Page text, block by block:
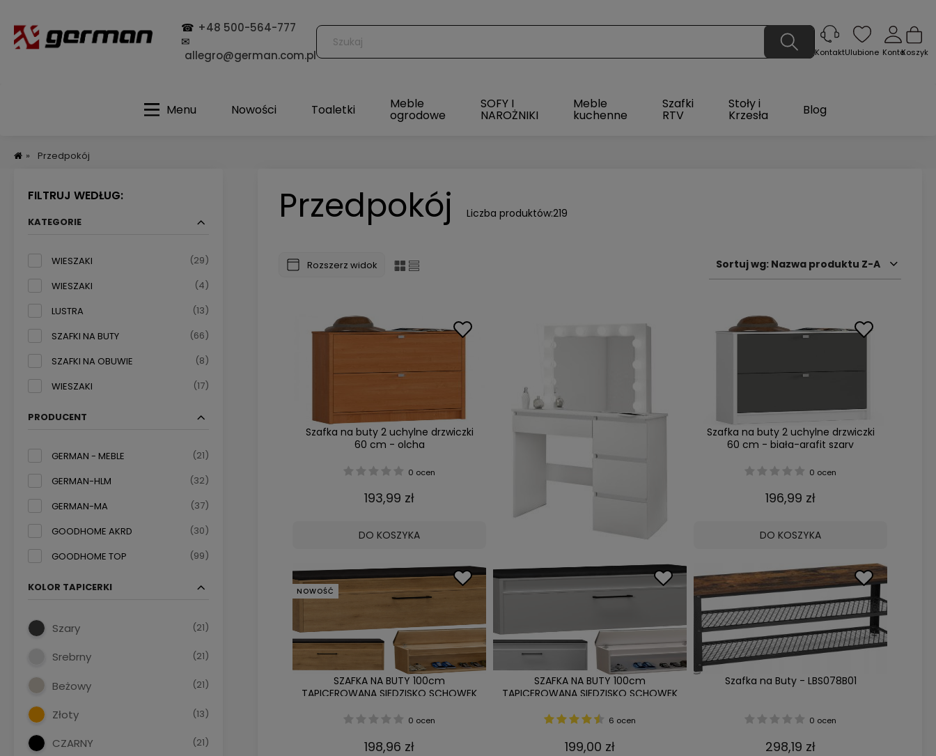
☎ +48 500-564-777
✉
allegro@german.com.pl
Koszyk
Konto
Ulubione
Kontakt
Menu Nowości Toaletki Meble
ogrodowe
SOFY I
NAROŻNIKI
Meble
kuchenne
Szafki
RTV
Stoły i
Krzesła Blog
» Przedpokój
FILTRUJ WEDŁUG:
KATEGORIE
WIESZAKI
(29)
WIESZAKI
(4)
LUSTRA
(13)
SZAFKI NA BUTY
(66)
SZAFKI NA OBUWIE
(8)
WIESZAKI
(17)
PRODUCENT
GERMAN - MEBLE
(21)
GERMAN-HLM
(32)
GERMAN-MA
(37)
GOODHOME AKRD
(30)
GOODHOME TOP
(99)
KOLOR TAPICERKI
Szary (21)
Srebrny (21)
Beżowy (21)
Złoty (13)
CZARNY (21)
Przedpokój Liczba produktów:219
Rozszerz widok Sortuj wg: Nazwa produktu Z-A
Szafka na buty 2 uchylne drzwiczki
60 cm - olcha
0 ocen
193,99 zł
DO KOSZYKA
Szafka na buty 2 uchylne drzwiczki
60 cm - biała-grafit szary
0 ocen
196,99 zł
DO KOSZYKA
SZAFKA NA BUTY 100cm
TAPICEROWANA SIEDZISKO SCHOWEK
0 ocen
198,96 zł
NOWOŚĆ
SZAFKA NA BUTY 100cm
TAPICEROWANA SIEDZISKO SCHOWEK
6 ocen
199,00 zł
Szafka na Buty - LBS078B01
0 ocen
298,19 zł